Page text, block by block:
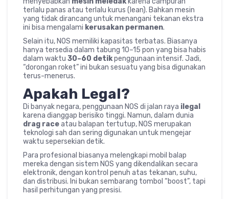
terlalu panas atau terlalu kurus (lean). Bahkan mesin
yang tidak dirancang untuk menangani tekanan ekstra
ini bisa mengalami kerusakan permanen.
Selain itu, NOS memiliki kapasitas terbatas. Biasanya
hanya tersedia dalam tabung 10–15 pon yang bisa habis
dalam waktu 30–60 detikpenggunaan intensif. Jadi,
“dorongan roket” ini bukan sesuatu yang bisa digunakan
terus-menerus.
Apakah Legal?
Di banyak negara, penggunaan NOS di jalan raya ilegal
karena dianggap berisiko tinggi. Namun, dalam dunia
drag raceatau balapan tertutup, NOS merupakan
teknologi sah dan sering digunakan untuk mengejar
waktu sepersekian detik.
Para profesional biasanya melengkapi mobil balap
mereka dengan sistem NOS yang dikendalikan secara
elektronik, dengan kontrol penuh atas tekanan, suhu,
dan distribusi. Ini bukan sembarang tombol “boost”, tapi
hasil perhitungan yang presisi.